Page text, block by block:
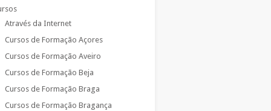
Através da Internet
Cursos de Formação Açores
Cursos de Formação Aveiro
Cursos de Formação Beja
Cursos de Formação Braga
Cursos de Formação Bragança